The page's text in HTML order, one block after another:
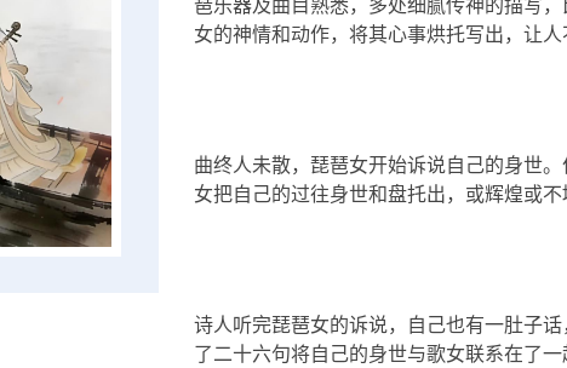
女的神情和动作，将其心事烘托写出，让人
曲终人未散，琵琶女开始诉说自己的身世
女把自己的过往身世和盘托出，或辉煌或
诗人听完琵琶女的诉说，自己也有一肚子
了二十六句将自己的身世与歌女联系在了